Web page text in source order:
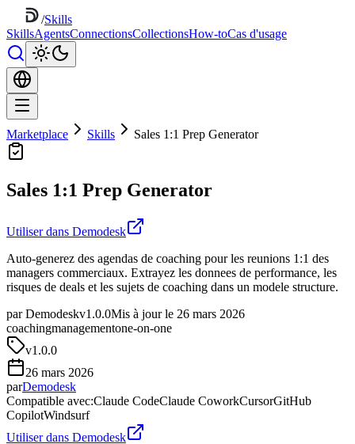
/Skills
SkillsAgentsConnectionsCollectionsHow-toCas d'usage
Marketplace Skills Sales 1:1 Prep Generator
Sales 1:1 Prep Generator
Utiliser dans Demodesk
Auto-generez des agendas de coaching pour les reunions 1:1 des
managers commerciaux. Extrayez les donnees de performance, les
risques de deals et les sujets de coaching dans un modele structure.
par Demodeskv1.0.0Mis à jour le 26 mars 2026
coachingmanagementone-on-one
v1.0.0
26 mars 2026
parDemodesk
Compatible avec:Claude CodeClaude CoworkCursorGitHub
CopilotWindsurf
Utiliser dans Demodesk